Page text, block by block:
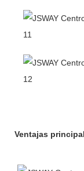
Ventajas